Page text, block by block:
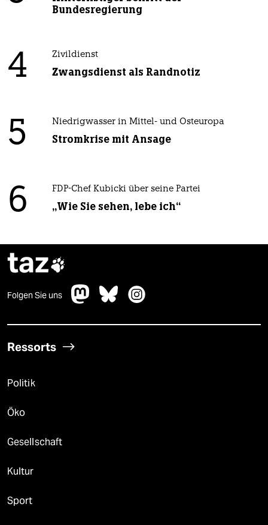
Bundesregierung
4 Zivildienst
Zwangsdienst als Randnotiz
5 Niedrigwasser in Mittel- und Osteuropa
Stromkrise mit Ansage
6 FDP-Chef Kubicki über seine Partei
„Wie Sie sehen, lebe ich“
taz
Folgen Sie uns
Ressorts
Politik
Öko
Gesellschaft
Kultur
Sport